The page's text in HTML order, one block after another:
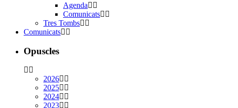
Agenda
Comunicats
Tres Tombs
Comunicats
Opuscles
2026
2025
2024
2023